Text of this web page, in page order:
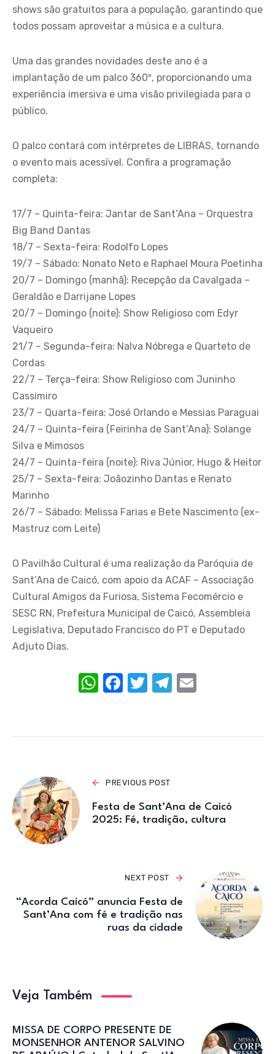
shows são gratuitos para a população, garantindo que
todos possam aproveitar a música e a cultura.
Uma das grandes novidades deste ano é a
implantação de um palco 360º, proporcionando uma
experiência imersiva e uma visão privilegiada para o
público.
O palco contará com intérpretes de LIBRAS, tornando
o evento mais acessível. Confira a programação
completa:
17/7 – Quinta-feira: Jantar de Sant’Ana – Orquestra
Big Band Dantas
18/7 – Sexta-feira: Rodolfo Lopes
19/7 – Sábado: Nonato Neto e Raphael Moura Poetinha
20/7 – Domingo (manhã): Recepção da Cavalgada –
Geraldão e Darrijane Lopes
20/7 – Domingo (noite): Show Religioso com Edyr
Vaqueiro
21/7 – Segunda-feira: Nalva Nóbrega e Quarteto de
Cordas
22/7 – Terça-feira: Show Religioso com Juninho
Cassimiro
23/7 – Quarta-feira: José Orlando e Messias Paraguai
24/7 – Quinta-feira (Feirinha de Sant’Ana): Solange
Silva e Mimosos
24/7 – Quinta-feira (noite): Riva Júnior, Hugo & Heitor
25/7 – Sexta-feira: Joãozinho Dantas e Renato
Marinho
26/7 – Sábado: Melissa Farias e Bete Nascimento (ex-
Mastruz com Leite)
O Pavilhão Cultural é uma realização da Paróquia de
Sant’Ana de Caicó, com apoio da ACAF – Associação
Cultural Amigos da Furiosa, Sistema Fecomércio e
SESC RN, Prefeitura Municipal de Caicó, Assembleia
Legislativa, Deputado Francisco do PT e Deputado
Adjuto Dias.
W
s
p
p
F
e
o
o
k
T
te
T
gr
PREVIOUS POST
Festa de Sant’Ana de Caicó
2025: Fé, tradição, cultura
NEXT POST
“Acorda Caicó” anuncia Festa de
Sant’Ana com fé e tradição nas
ruas da cidade
Veja Também
MISSA DE CORPO PRESENTE DE
MONSENHOR ANTENOR SALVINO